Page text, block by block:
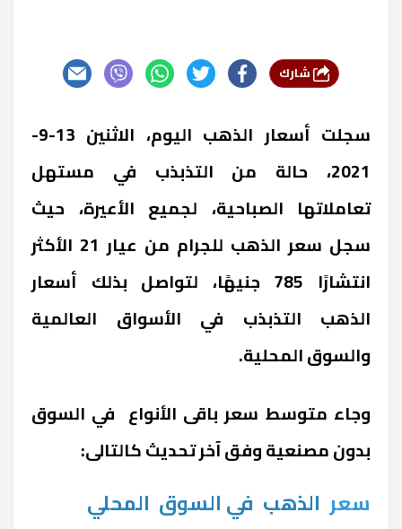
سجلت أسعار الذهب اليوم، الاثنين 13-9-
2021، حالة من التذبذب في مستهل
تعاملاتها الصباحية، لجميع الأعيرة، حيث
سجل سعر الذهب للجرام من عيار 21 الأكثر
انتشارًا 785 جنيهًا، لتواصل بذلك أسعار
الذهب التذبذب في الأسواق العالمية
والسوق المحلية.
وجاء متوسط سعر باقى الأنواع في السوق
بدون مصنعية وفق آخر تحديث كالتالى:
سعر الذهب فيالسوق المحلي